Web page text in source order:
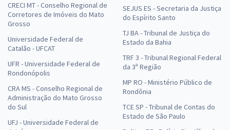
CRECI MT - Conselho Regional de
Corretores de Imóveis do Mato
Grosso
Universidade Federal de
Catalão - UFCAT
UFR - Universidade Federal de
Rondonópolis
CRA MS - Conselho Regional de
Administração do Mato Grosso
do Sul
UFJ - Universidade Federal de
SEJUS ES - Secretaria da Justiça
do Espírito Santo
TJ BA - Tribunal de Justiça do
Estado da Bahia
TRF 3 - Tribunal Regional Federal
da 3ª Região
MP RO - Ministério Público de
Rondônia
TCE SP - Tribunal de Contas do
Estado de São Paulo